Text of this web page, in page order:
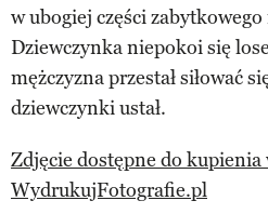
w ubogiej części
Dziewczynka niepokoi się
mężczyzna przestał siłować
dziewczynki ustał.
Zdjęcie dostępne do kupienia
WydrukujFotografie.pl